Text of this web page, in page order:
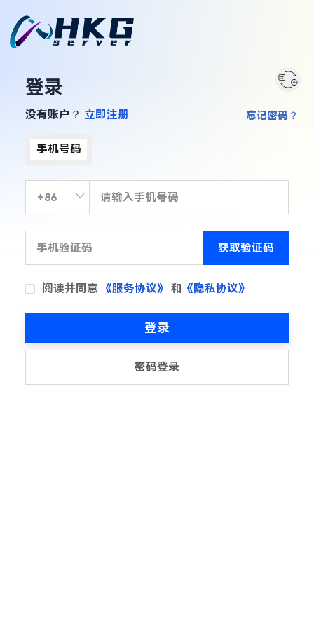
登录
没有账户？ 立即注册
手机号码
获取验证码
阅读并同意 《服务协议》 和 《隐私协议》
忘记密码？
登录
密码登录